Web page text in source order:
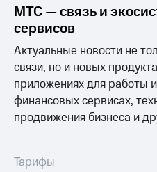
тарифом
Интернет,
ТВ и телефон
для дома
Спутниковое
ТВ
фильмы,
музыка
и многое
другое
Семейная
группа
Скидка
МТС — связь и
сервисов
Актуальные новости не
связи, но и новых
приложениях для работы
финансовых сервисах,
продвижения бизнеса и
Тарифы